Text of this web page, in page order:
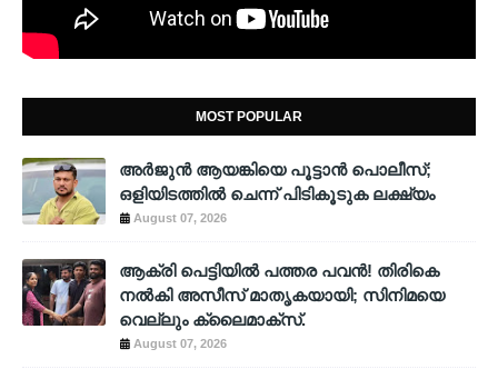
MOST POPULAR
അര്‍ജുന്‍ ആയങ്കിയെ പൂട്ടാന്‍ പൊലീസ്;
ഒളിയിടത്തില്‍ ചെന്ന് പിടികൂടുക ലക്ഷ്യം
August 07, 2026
ആക്രി പെട്ടിയിൽ പത്തര പവൻ! തിരികെ
നൽകി അസീസ് മാതൃകയായി; സിനിമയെ
വെല്ലും ക്ലൈമാക്സ്.
August 07, 2026